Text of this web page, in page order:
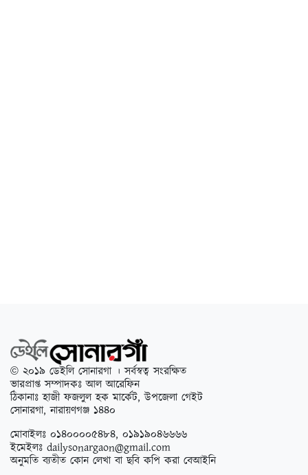
© ২০১৯ ডেইলি সোনারগা । সর্বস্বত্ব সংরক্ষিত
ভারপ্রাপ্ত সম্পাদকঃ আল আরেফিন
ঠিকানাঃ হাজী ফজলুল হক মার্কেট, উপজেলা গেইট
সোনারগা, নারায়ণগঞ্জ ১৪৪০
মোবাইলঃ ০১৪০০০০৫৪৮৪, ০১৯১৯০৪৬৬৬৬
ইমেইলঃ dailysonargaon@gmail.com
অনুমতি ব্যতীত কোন লেখা বা ছবি কপি করা বেআইনি